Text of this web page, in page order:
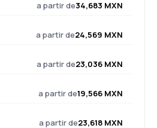
a partir de34,683 MXN
a partir de24,569 MXN
a partir de23,036 MXN
a partir de19,566 MXN
a partir de23,618 MXN